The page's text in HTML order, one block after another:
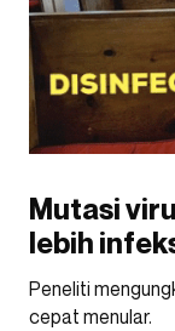
Mutasi
lebih
Peneliti
cepat menular.